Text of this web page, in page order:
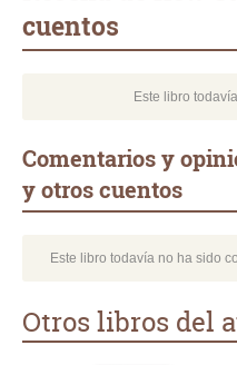
cuentos
Este libro
Comentarios y
y otros cuentos
Este libro todavía no ha sido
Otros libros del